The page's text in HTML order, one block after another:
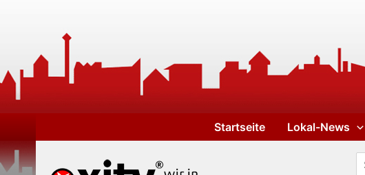
Startseite Lokal-News